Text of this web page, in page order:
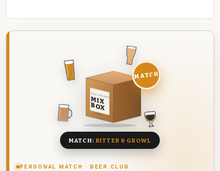
PERSONAL MATCH · BEER CLUB
DEZE MAAND
MIX
BOX
8 BIEREN
MATCH
MATCH: BITTER & GROWL